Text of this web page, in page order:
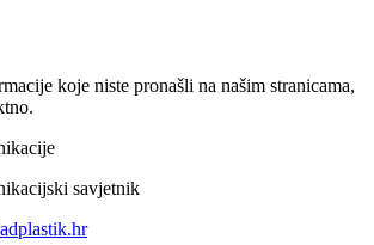
koje niste pronašli na našim stranicama,
savjetnik